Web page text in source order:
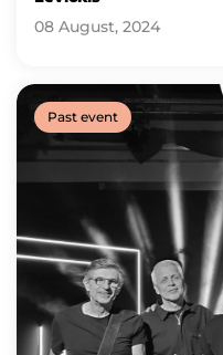
08 August, 2024
Past event